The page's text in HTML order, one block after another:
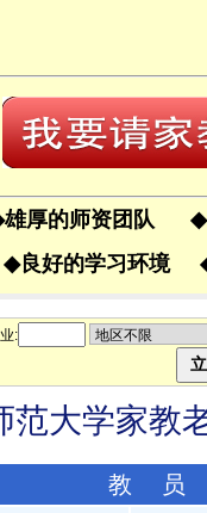
雄厚的师资团队 ◆
◆良好的学习环境
:
范大学家教
教